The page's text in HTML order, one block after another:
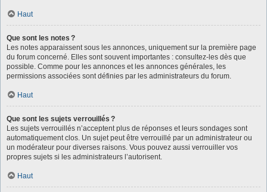
Haut
Que sont les notes ?
Les notes apparaissent sous les annonces, uniquement sur la première page
du forum concerné. Elles sont souvent importantes : consultez-les dès que
possible. Comme pour les annonces et les annonces générales, les
permissions associées sont définies par les administrateurs du forum.
Haut
Que sont les sujets verrouillés ?
Les sujets verrouillés n’acceptent plus de réponses et leurs sondages sont
automatiquement clos. Un sujet peut être verrouillé par un administrateur ou
un modérateur pour diverses raisons. Vous pouvez aussi verrouiller vos
propres sujets si les administrateurs l’autorisent.
Haut